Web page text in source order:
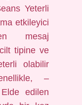
Yeterli
etkileyici
mesaj
cilt tipine ve
olabilir
–
edilen